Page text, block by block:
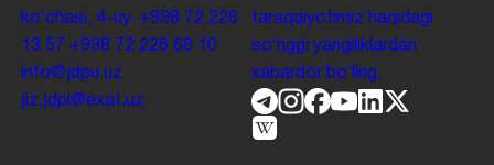
koʻchasi, 4-uy. +998 72 226
13 57 +998 72 226 68 10
info@jdpu.uz
jiz.jdpi@exat.uz
taraqqiyotimiz haqidagi
soʻnggi yangiliklardan
xabardor boʻling.